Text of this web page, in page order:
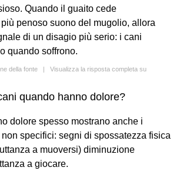
Quando il guaito cede
penoso suono del mugolio, allora
di un disagio più serio: i cani
quando soffrono.
della fonte | Visualizza la risposta completa su
quando hanno dolore?
dolore spesso mostrano anche i
specifici: segni di spossatezza fisica
a muoversi) diminuzione
a giocare.